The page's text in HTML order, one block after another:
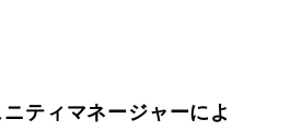
ニティマネージャーによ